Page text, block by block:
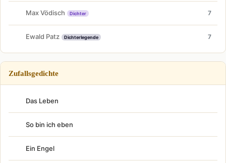
Max Vödisch Dichter 7
Ewald Patz Dichterlegende 7
Zufallsgedichte
Das Leben
So bin ich eben
Ein Engel